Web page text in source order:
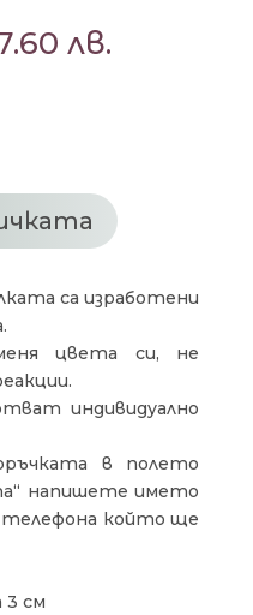
лв.
са изработени
цвета си, не
индивидуално
в полето
напишете името
телефона който ще
3 см